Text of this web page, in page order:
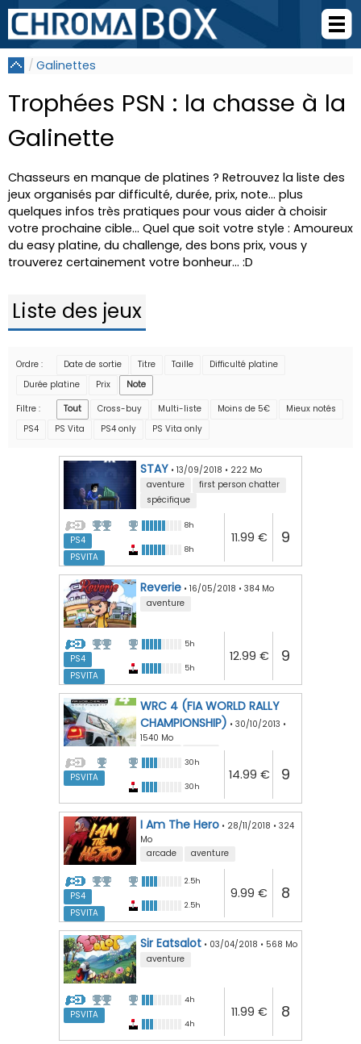
Galinettes
Trophées PSN : la chasse à la
Galinette
Chasseurs en manque de platines ? Retrouvez la liste des
jeux organisés par difficulté, durée, prix, note... plus
quelques infos très pratiques pour vous aider à choisir
votre prochaine cible... Quel que soit votre style : Amoureux
du easy platine, du challenge, des bons prix, vous y
trouverez certainement votre bonheur... :D
Liste des jeux
Ordre : Date de sortie Titre Taille
Difficulté platine
Durée platine
Prix
Note
Filtre :
Tout Cross-buy Multi-liste Moins de 5€
Mieux notés
PS4
PS Vita PS4 only PS Vita only
STAY • 13/09/2018 • 222 Mo
aventure
first person chatter
spécifique
PS4
PSVITA
8h
8h
11.99 € 9
Reverie • 16/05/2018 • 384 Mo
aventure
PS4
PSVITA
5h
5h
12.99 € 9
WRC 4 (FIA WORLD RALLY
CHAMPIONSHIP) • 30/10/2013 •
1540 Mo
PSVITA
30h
30h
14.99 € 9
I Am The Hero • 28/11/2018 • 324
Mo
arcade
aventure
PS4
PSVITA
2.5h
2.5h
9.99 € 8
Sir Eatsalot • 03/04/2018 • 568 Mo
aventure
PSVITA
4h
4h
11.99 € 8